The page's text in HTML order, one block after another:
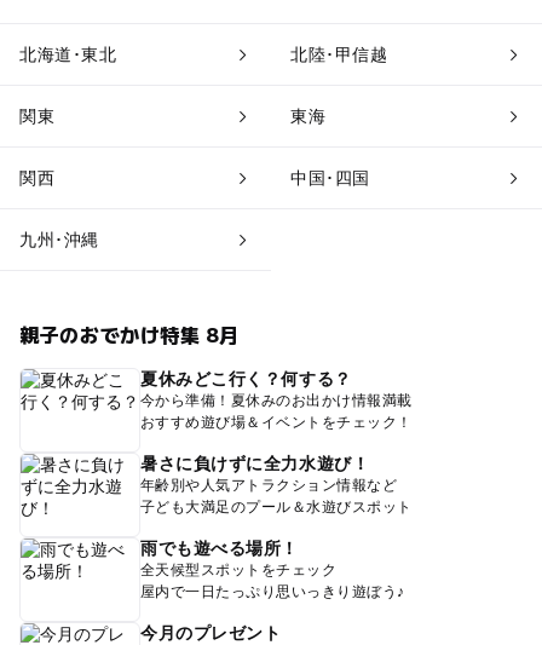
北海道･東北 北陸･甲信越
関東 東海
関西 中国･四国
九州･沖縄
親子のおでかけ特集 8月
夏休みどこ行く？何する？
今から準備！夏休みのお出かけ情報満載
おすすめ遊び場＆イベントをチェック！
暑さに負けずに全力水遊び！
年齢別や人気アトラクション情報など
子ども大満足のプール＆水遊びスポット
雨でも遊べる場所！
全天候型スポットをチェック
屋内で一日たっぷり思いっきり遊ぼう♪
今月のプレゼント